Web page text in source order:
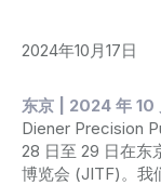
2024年10月17日
东京 | 2024 年 10
Diener Precision
28 日至 29 日在东
博览会 (JITF)。我